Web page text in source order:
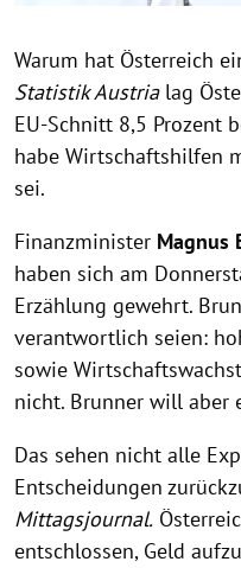
Warum hat Österreich
Statistik Austrialag
EU-Schnitt 8,5 Prozent
habe Wirtschaftshilfen
sei.
Finanzminister Magnus
haben sich am
Erzählung gewehrt.
verantwortlich seien:
sowie
nicht. Brunner will aber
Das sehen nicht alle
Entscheidungen
Mittagsjournal.
entschlossen, Geld